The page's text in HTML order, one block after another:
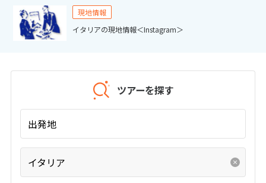
現地情報
イタリアの現地情報＜Instagram＞
ツアーを探す
出発地
イタリア
27
29
10
17
18 19 20 21 22
23
24
25
30
31